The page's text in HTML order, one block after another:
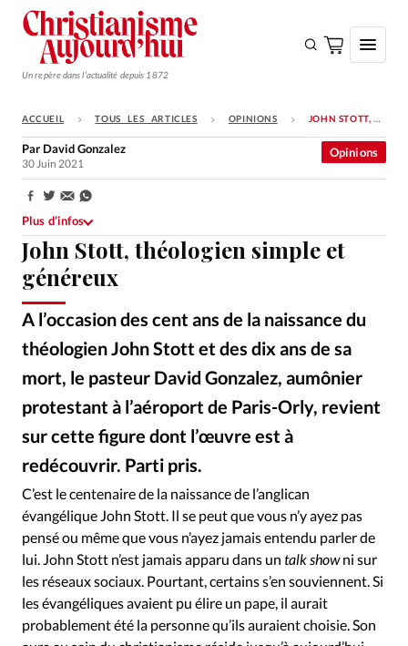
Un repère dans l'actualité depuis 1872
S'ABONNER
Monde
Eglises
Opinions
Tous les articles
Faire un don
Emploi
Se connecter
Édition: Internationale
Devise: CHF
Tous les articles
Actualité chrétienne
Actualité internationale
Chronique
Culture
Dossier
Eglises Foi Génération réveil
Monde
Opinions
Publireportage
Relations Aujourd'hui
Société
Tour du monde des Eglises
Trait d'Ixène
Vécu
Vie Intérieure
ACCUEIL TOUS LES ARTICLES OPINIONS JOHN STOTT, THÉOLOGIEN SIMPLE ET GÉNÉREUX
John Stott, théologien simple et
généreux
A l’occasion des cent ans de la naissance du
théologien John Stott et des dix ans de sa
mort, le pasteur David Gonzalez, aumônier
protestant à l’aéroport de Paris-Orly, revient
sur cette figure dont l’œuvre est à
redécouvrir. Parti pris.
Opinions
Par David Gonzalez
30 Juin 2021
Partager:
Plus d’infos
C’est le centenaire de la naissance de l’anglican
évangélique John Stott. Il se peut que vous n’y ayez pas
pensé ou même que vous n’ayez jamais entendu parler de
lui. John Stott n’est jamais apparu dans un talk showni sur
les réseaux sociaux. Pourtant, certains s’en souviennent. Si
les évangéliques avaient pu élire un pape, il aurait
probablement été la personne qu’ils auraient choisie. Son